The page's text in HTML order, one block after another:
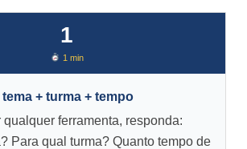
1
1 min
+ turma + tempo
ferramenta, responda:
Para qual turma? Quanto tempo de